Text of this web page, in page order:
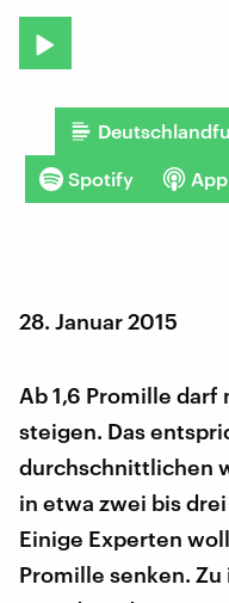
Spotify
28. Januar 2015
Ab 1,6 Promille darf
steigen. Das
durchschnittlichen
in etwa zwei bis
Einige Experten
Promille senken.